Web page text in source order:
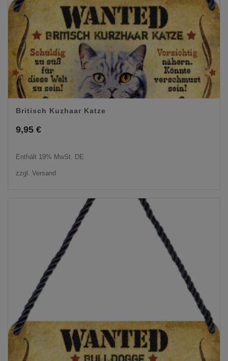
Britisch Kuzhaar Katze
9,95 €
Enthält 19% MwSt. DE
zzgl. Versand